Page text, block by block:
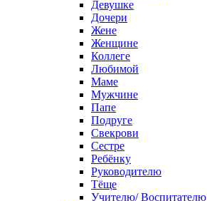
Девушке
Дочери
Жене
Женщине
Коллеге
Любимой
Маме
Мужчине
Папе
Подруге
Свекрови
Сестре
Ребёнку
Руководителю
Тёще
Учителю/ Воспитателю